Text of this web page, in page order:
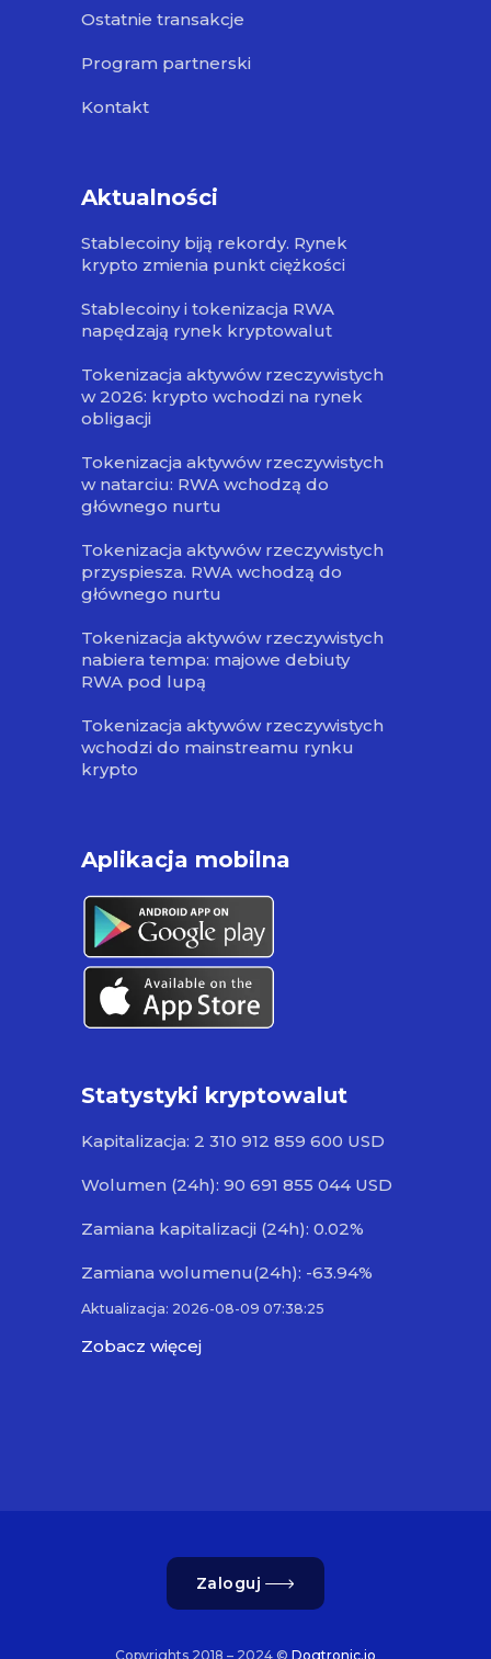
Ostatnie transakcje
Program partnerski
Kontakt
Aktualności
Stablecoiny biją rekordy. Rynek
krypto zmienia punkt ciężkości
Stablecoiny i tokenizacja RWA
napędzają rynek kryptowalut
Tokenizacja aktywów rzeczywistych
w 2026: krypto wchodzi na rynek
obligacji
Tokenizacja aktywów rzeczywistych
w natarciu: RWA wchodzą do
głównego nurtu
Tokenizacja aktywów rzeczywistych
przyspiesza. RWA wchodzą do
głównego nurtu
Tokenizacja aktywów rzeczywistych
nabiera tempa: majowe debiuty
RWA pod lupą
Tokenizacja aktywów rzeczywistych
wchodzi do mainstreamu rynku
krypto
Aplikacja mobilna
Statystyki kryptowalut
Kapitalizacja: 2 310 912 859 600 USD
Wolumen (24h): 90 691 855 044 USD
Zamiana kapitalizacji (24h): 0.02%
Zamiana wolumenu(24h): -63.94%
Aktualizacja: 2026-08-09 07:38:25
Zobacz więcej
Zaloguj
Copyrights 2018 – 2024 © Dogtronic.io